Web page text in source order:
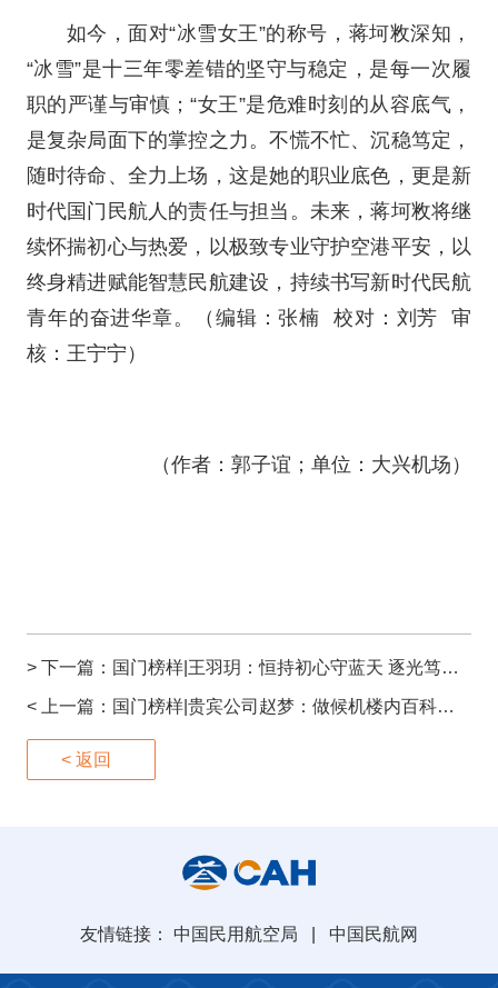
如今，面对“冰雪女王”的称号，蒋坷敉深知，
“冰雪”是十三年零差错的坚守与稳定，是每一次履
职的严谨与审慎；“女王”是危难时刻的从容底气，
是复杂局面下的掌控之力。不慌不忙、沉稳笃定，
随时待命、全力上场，这是她的职业底色，更是新
时代国门民航人的责任与担当。未来，蒋坷敉将继
续怀揣初心与热爱，以极致专业守护空港平安，以
终身精进赋能智慧民航建设，持续书写新时代民航
青年的奋进华章。（编辑：张楠 校对：刘芳 审
核：王宁宁）
（作者：郭子谊；单位：大兴机场）
> 下一篇： 国门榜样|王羽玥：恒持初心守蓝天 逐光笃行护银翼
< 上一篇： 国门榜样|贵宾公司赵梦：做候机楼内百科全书 为旅客提供贴心服务
< 返回
友情链接： 中国民用航空局 中国民航网